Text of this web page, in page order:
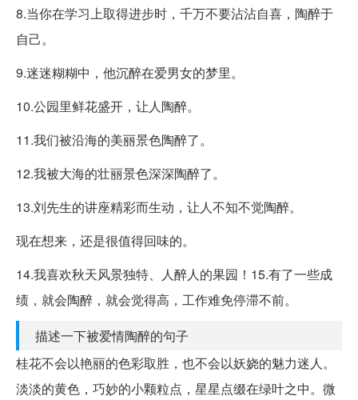
8.当你在学习上取得进步时，千万不要沾沾自喜，陶醉于
自己。
9.迷迷糊糊中，他沉醉在爱男女的梦里。
10.公园里鲜花盛开，让人陶醉。
11.我们被沿海的美丽景色陶醉了。
12.我被大海的壮丽景色深深陶醉了。
13.刘先生的讲座精彩而生动，让人不知不觉陶醉。
现在想来，还是很值得回味的。
14.我喜欢秋天风景独特、人醉人的果园！15.有了一些成
绩，就会陶醉，就会觉得高，工作难免停滞不前。
描述一下被爱情陶醉的句子
桂花不会以艳丽的色彩取胜，也不会以妖娆的魅力迷人。
淡淡的黄色，巧妙的小颗粒点，星星点缀在绿叶之中。微